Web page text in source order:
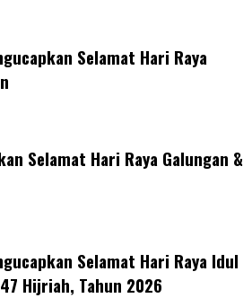
Selamat Hari Raya
Selamat Hari Raya Galungan &
Selamat Hari Raya Idul
Hijriah, Tahun 2026